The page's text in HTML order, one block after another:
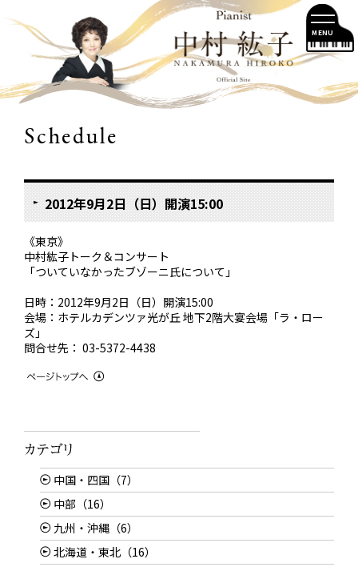
Schedule
2012年9月2日（日）開演15:00
《東京》
中村紘子トーク＆コンサート
「ついていなかったブゾーニ氏について」
日時：2012年9月2日（日）開演15:00
会場：ホテルカデンツァ光が丘 地下2階大宴会場「ラ・ロー
ズ」
問合せ先： 03-5372-4438
中国・四国（7）
中部（16）
九州・沖縄（6）
北海道・東北（16）
MENU